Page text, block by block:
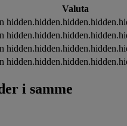
Valuta
i samme